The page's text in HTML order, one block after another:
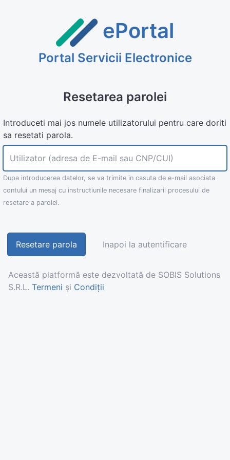
ePortal
Portal Servicii Electronice
Resetarea parolei
Introduceti mai jos numele utilizatorului pentru care doriti
sa resetati parola.
Utilizator (adresa de E-mail sau CNP/CUI)
Dupa introducerea datelor, se va trimite in casuta de e-mail asociata
contului un mesaj cu instructiunile necesare finalizarii procesului de
resetare a parolei.
Inapoi la autentificare
Această platformă este dezvoltată de SOBIS Solutions
S.R.L. Termeni și Condiții